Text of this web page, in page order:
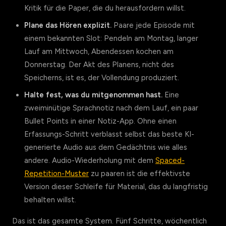
Kritik für die Paper, die du herausfordern willst.
Plane das Hören explizit. Paare jede Episode mit
einem bekannten Slot: Pendeln am Montag, langer
Lauf am Mittwoch, Abendessen kochen am
Donnerstag. Der Akt des Planens, nicht des
Speicherns, ist es, der Vollendung produziert.
Halte fest, was du mitgenommen hast. Eine
zweiminütige Sprachnotiz nach dem Lauf, ein paar
Bullet Points in einer Notiz-App. Ohne einen
Erfassungs-Schritt verblasst selbst das beste KI-
generierte Audio aus dem Gedächtnis wie alles
andere. Audio-Wiederholung mit dem Spaced-
Repetition-Muster zu paaren ist die effektivste
Version dieser Schleife für Material, das du langfristig
behalten willst.
Das ist das gesamte System. Fünf Schritte, wöchentlich